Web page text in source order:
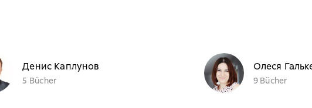
Денис Каплунов
5 Bücher
Олеся
9 Bücher